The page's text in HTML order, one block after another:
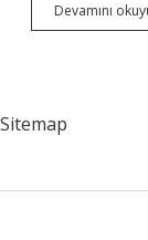
Devamını
Sitemap